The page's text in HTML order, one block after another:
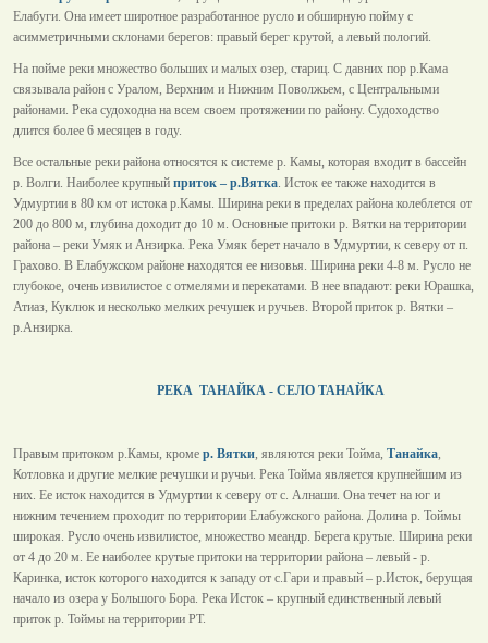
Елабуги. Она имеет широтное разработанное русло и обширную пойму с
асимметричными склонами берегов: правый берег крутой, а левый пологий.
На пойме реки множество больших и малых озер, стариц. С давних пор р.Кама
связывала район с Уралом, Верхним и Нижним Поволжьем, с Центральными
районами. Река судоходна на всем своем протяжении по району. Судоходство
длится более 6 месяцев в году.
Все остальные реки района относятся к системе р. Камы, которая входит в бассейн
р. Волги. Наиболее крупный приток – р.Вятка. Исток ее также находится в
Удмуртии в 80 км от истока р.Камы. Ширина реки в пределах района колеблется от
200 до 800 м, глубина доходит до 10 м. Основные притоки р. Вятки на территории
района – реки Умяк и Анзирка. Река Умяк берет начало в Удмуртии, к северу от п.
Грахово. В Елабужском районе находятся ее низовья. Ширина реки 4-8 м. Русло не
глубокое, очень извилистое с отмелями и перекатами. В нее впадают: реки Юрашка,
Атиаз, Куклюк и несколько мелких речушек и ручьев. Второй приток р. Вятки –
р.Анзирка.
РЕКА ТАНАЙКА - СЕЛО ТАНАЙКА
Правым притоком р.Камы, кроме р. Вятки, являются реки Тойма, Танайка,
Котловка и другие мелкие речушки и ручьи. Река Тойма является крупнейшим из
них. Ее исток находится в Удмуртии к северу от с. Алнаши. Она течет на юг и
нижним течением проходит по территории Елабужского района. Долина р. Тоймы
широкая. Русло очень извилистое, множество меандр. Берега крутые. Ширина реки
от 4 до 20 м. Ее наиболее крутые притоки на территории района – левый - р.
Каринка, исток которого находится к западу от с.Гари и правый – р.Исток, берущая
начало из озера у Большого Бора. Река Исток – крупный единственный левый
приток р. Тоймы на территории РТ.